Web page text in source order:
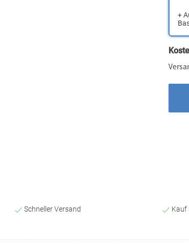
+
Schneller Versand Kauf